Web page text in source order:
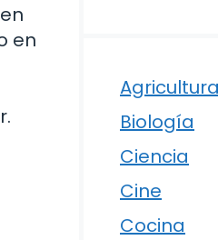
en
Agricultura
Biología
Ciencia
Cine
Cocina